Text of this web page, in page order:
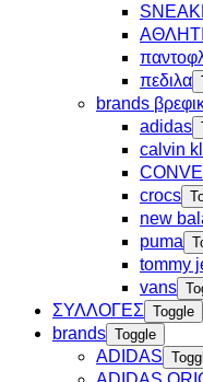
πεδιλα
brands
adidas
calvin
crocs
new
puma
tommy
vans
ΣΥΛΛΟΓΕΣ Toggle
brands Toggle
ADIDAS